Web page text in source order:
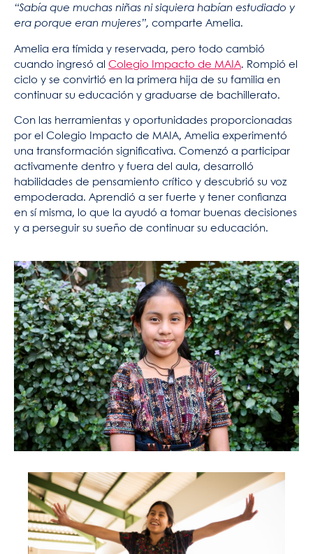
“Sabía que muchas niñas ni siquiera habían estudiado y
era porque eran mujeres”, comparte Amelia.
Amelia era tímida y reservada, pero todo cambió
cuando ingresó al Colegio Impacto de MAIA. Rompió el
ciclo y se convirtió en la primera hija de su familia en
continuar su educación y graduarse de bachillerato.
Con las herramientas y oportunidades proporcionadas
por el Colegio Impacto de MAIA, Amelia experimentó
una transformación significativa. Comenzó a participar
activamente dentro y fuera del aula, desarrolló
habilidades de pensamiento crítico y descubrió su voz
empoderada. Aprendió a ser fuerte y tener confianza
en sí misma, lo que la ayudó a tomar buenas decisiones
y a perseguir su sueño de continuar su educación.